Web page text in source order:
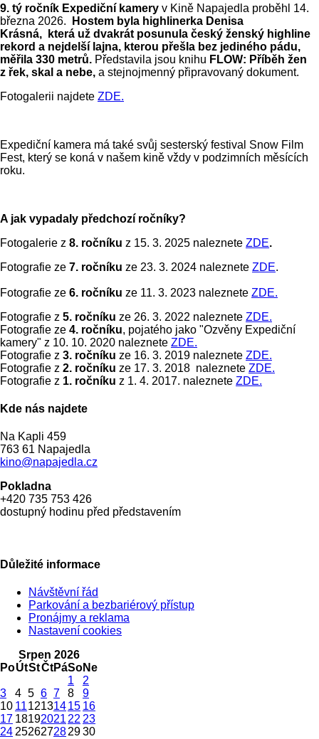
9. tý ročník Expediční kamery v Kině Napajedla proběhl 14.
března 2026.
Hostem byla highlinerka Denisa
Krásná, která už dvakrát posunula český ženský highline
rekord a nejdelší lajna, kterou přešla bez jediného pádu,
měřila 330 metrů. Představila jsou knihu FLOW: Příběh žen
z řek, skal a nebe, a stejnojmenný připravovaný dokument.
Fotogalerii najdete ZDE.
Expediční kamera má také svůj sesterský festival Snow Film
Fest, který se koná v našem kině vždy v podzimních měsících
roku.
A jak vypadaly předchozí ročníky?
Fotogalerie z 8. ročníku z 15. 3. 2025 naleznete ZDE.
Fotografie ze 7. ročníku ze 23. 3. 2024 naleznete ZDE.
Fotografie ze 6. ročníku ze 11. 3. 2023 naleznete ZDE.
Fotografie z 5. ročníku ze 26. 3. 2022 naleznete ZDE.
Fotografie ze 4. ročníku, pojatého jako "Ozvěny Expediční
kamery" z 10. 10. 2020 naleznete ZDE.
Fotografie z 3. ročníku ze 16. 3. 2019 naleznete ZDE.
Fotografie z 2. ročníku ze 17. 3. 2018 naleznete ZDE.
Fotografie z 1. ročníku z 1. 4. 2017. naleznete ZDE.
Kde nás najdete
Na Kapli 459
763 61 Napajedla
kino@napajedla.cz
Pokladna
+420 735 753 426
dostupný hodinu před představením
Důležité informace
Návštěvní řád
Parkování a bezbariérový přístup
Pronájmy a reklama
Nastavení cookies
Srpen 2026
PoÚtStČt PáSoNe
1
2
3
4 5 6 7 8
9
10 1112131415 16
17 18192021 22 23
24 252627282930